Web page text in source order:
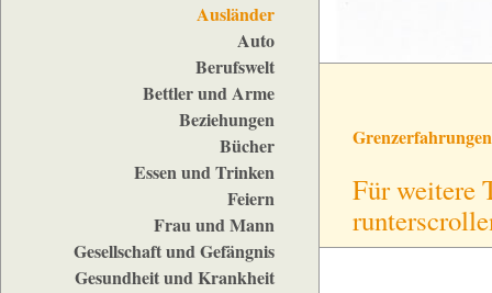
Ausländer
Auto
Berufswelt
Bettler und Arme
Beziehungen
Bücher
Essen und Trinken
Feiern
Frau und Mann
Gesellschaft und Gefängnis
Gesundheit und Krankheit
Grenzerfahrungen
Für weitere